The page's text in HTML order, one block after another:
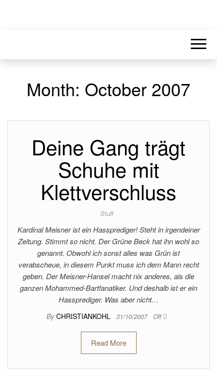
Month: October 2007
Deine Gang trägt
Schuhe mit
Klettverschluss
Stuff
Kardinal Meisner ist ein Hassprediger! Steht in irgendeiner
Zeitung. Stimmt so nicht. Der Grüne Beck hat ihn wohl so
genannt. Obwohl ich sonst alles was Grün ist
verabscheue, in diesem Punkt muss ich dem Mann recht
geben. Der Meisner-Hansel macht nix anderes, als die
ganzen Mohammed-Bartfanatiker. Und deshalb ist er ein
Hassprediger. Was aber nicht…
By CHRISTIANKOHL 31/10/2007 Off
Read More